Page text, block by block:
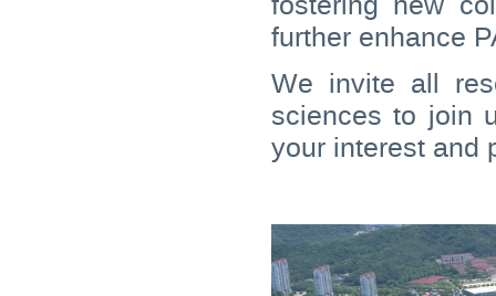
further enhance
We invite all
sciences to join
your interest and